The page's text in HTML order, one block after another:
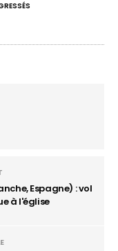
Espagne) : vol
à l'église